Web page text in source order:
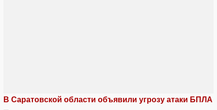
В Саратовской области объявили угрозу атаки БПЛА